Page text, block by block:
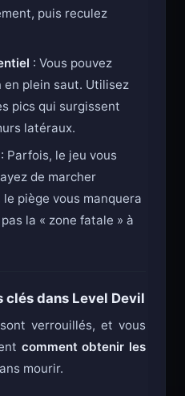
puis reculez
: Vous pouvez
plein saut. Utilisez
pics qui surgissent
latéraux.
: Parfois, le jeu vous
de marcher
piège vous manquera
la « zone fatale » à
clés dans Level Devil
verrouillés, et vous
comment obtenir les
mourir.